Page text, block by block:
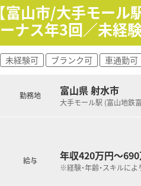
【富山市/大手モー
ーナス年3回／未経
未経験可 ブランク可 車通勤可
勤務地 富山県 射水市
大手モール駅 (富山地鉄
給与 年収420万円～
※経験・年齢・スキルに